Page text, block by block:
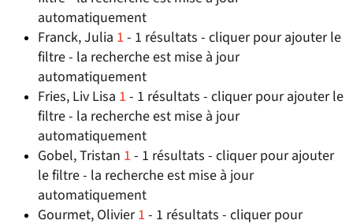
automatiquement
Franck, Julia 1 - 1 résultats - cliquer pour ajouter le
filtre - la recherche est mise à jour
automatiquement
Fries, Liv Lisa 1 - 1 résultats - cliquer pour ajouter le
filtre - la recherche est mise à jour
automatiquement
Gobel, Tristan 1 - 1 résultats - cliquer pour ajouter
le filtre - la recherche est mise à jour
automatiquement
Gourmet, Olivier 1 - 1 résultats - cliquer pour